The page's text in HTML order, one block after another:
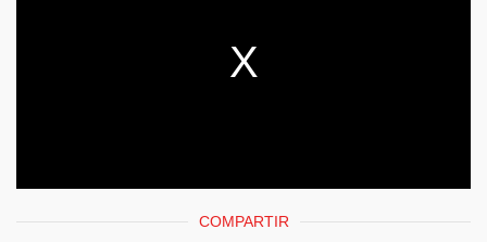
COMPARTIR